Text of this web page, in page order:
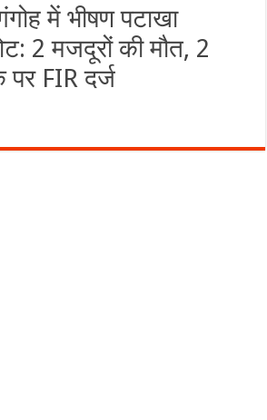
में भीषण पटाखा
2 मजदूरों की मौत, 2
पर FIR दर्ज